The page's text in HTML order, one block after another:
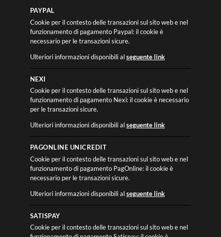
PAYPAL
Cookie per il contesto delle transazioni sul sito web e nel
funzionamento di pagamento Paypal: il cookie è
necessario per le transazioni sicure.
Ulteriori informazioni disponibili alseguente link
NEXI
Cookie per il contesto delle transazioni sul sito web e nel
funzionamento di pagamento Nexi: il cookie è necessario
per le transazioni sicure.
Ulteriori informazioni disponibili alseguente link
PAGONLINE UNICREDIT
Cookie per il contesto delle transazioni sul sito web e nel
funzionamento di pagamento PagOnline: il cookie è
necessario per le transazioni sicure.
Ulteriori informazioni disponibili alseguente link
SATISPAY
Cookie per il contesto delle transazioni sul sito web e nel